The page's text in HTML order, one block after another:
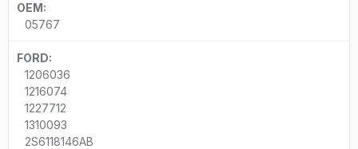
OEM:
05767
FORD:
1206036
1216074
1227712
1310093
2S6118146AB